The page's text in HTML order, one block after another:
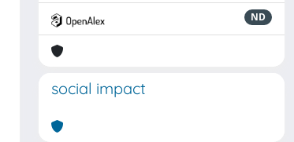
ND
social impact